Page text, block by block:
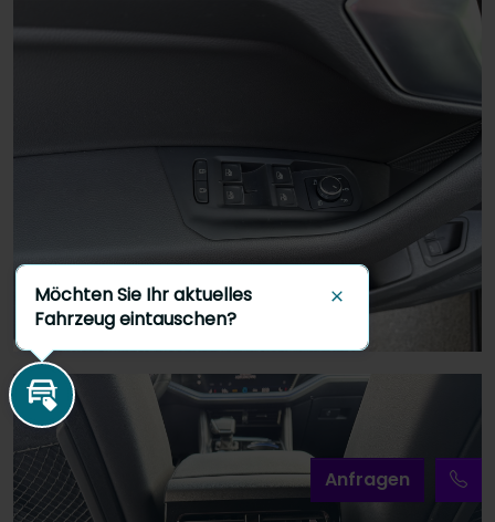
Anfragen
Inzahlungnahme
Möchten Sie Ihr aktuelles
Fahrzeug eintauschen?
Schließen